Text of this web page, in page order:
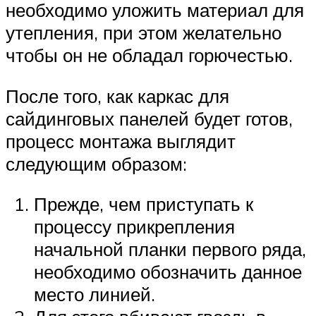
необходимо уложить материал для
утепления, при этом желательно
чтобы он не обладал горючестью.
После того, как каркас для
сайдинговых панелей будет готов,
процесс монтажа выглядит
следующим образом:
Прежде, чем приступать к
процессу прикрепления
начальной планки первого ряда,
необходимо обозначить данное
место линией.